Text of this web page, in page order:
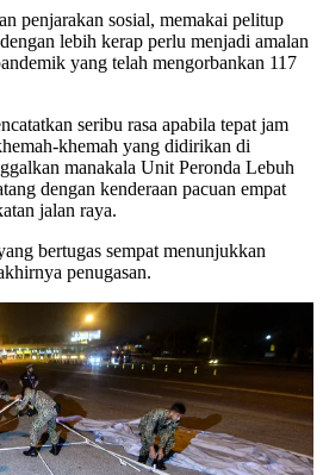
penjarakan sosial, memakai pelitup
lebih kerap perlu menjadi amalan
yang telah mengorbankan 117
seribu rasa apabila tepat jam
khemah yang didirikan di
manakala Unit Peronda Lebuh
dengan kenderaan pacuan empat
jalan raya.
bertugas sempat menunjukkan
penugasan.